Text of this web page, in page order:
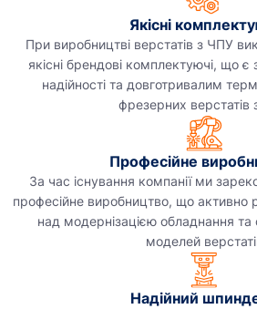
Якісні
При виробництві верстатів з ЧПУ
якісні брендові комплектуючі, що є
надійності та довготривалим
фрезерних верстатів
Професійне
За час існування компанії ми
професійне виробництво, що активно
над модернізацією обладнання
моделей
Надійний